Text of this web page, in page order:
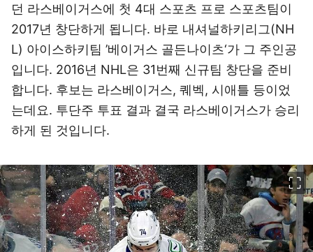
던 라스베이거스에 첫 4대 스포츠 프로 스포츠팀이
2017년 창단하게 됩니다. 바로 내셔널하키리그(NH
L) 아이스하키팀 ’베이거스 골든나이츠‘가 그 주인공
입니다. 2016년 NHL은 31번째 신규팀 창단을 준비
합니다. 후보는 라스베이거스, 퀘벡, 시애틀 등이었
는데요. 투단주 투표 결과 결국 라스베이거스가 승리
하게 된 것입니다.